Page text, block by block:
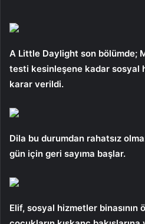
A Little Daylight son bölümde;
testi kesinleşene kadar sosyal
karar verildi.
Dila bu durumdan rahatsız
gün için geri sayıma başlar.
Elif, sosyal hizmetler binasının